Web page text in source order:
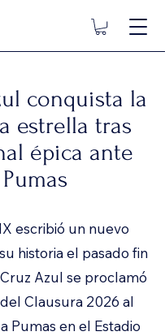
conquista la
estrella tras
épica ante
Pumas
escribió un nuevo
historia el pasado fin
Azul se proclamó
Clausura 2026 al
Pumas en el Estadio